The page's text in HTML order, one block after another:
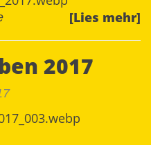
[Lies mehr]
2017